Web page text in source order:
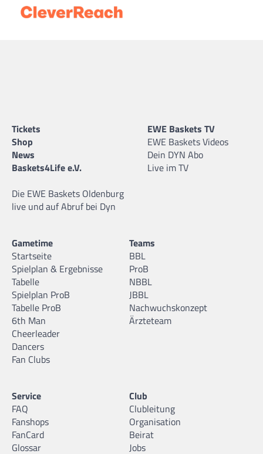
Tickets
Shop
News
Baskets4Life e.V.
Die EWE Baskets Oldenburg
live und auf Abruf bei Dyn
EWE Baskets TV
EWE Baskets Videos
Dein DYN Abo
Live im TV
Gametime
Startseite
Spielplan & Ergebnisse
Tabelle
Spielplan ProB
Tabelle ProB
6th Man
Cheerleader
Dancers
Fan Clubs
Teams
BBL
ProB
NBBL
JBBL
Nachwuchskonzept
Ärzteteam
Service
FAQ
Fanshops
FanCard
Glossar
Club
Clubleitung
Organisation
Beirat
Jobs